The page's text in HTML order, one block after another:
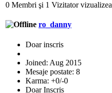
0 Membri şi 1 Vizitator
ro_danny
Doar inscris
Joined: Aug 2015
Mesaje postate: 8
Karma: +0/-0
Doar Inscris